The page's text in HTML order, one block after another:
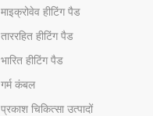
माइक्रोवेव हीटिंग पैड
ताररहित हीटिंग पैड
भारित हीटिंग पैड
गर्म कंबल
प्रकाश चिकित्सा उत्पादों